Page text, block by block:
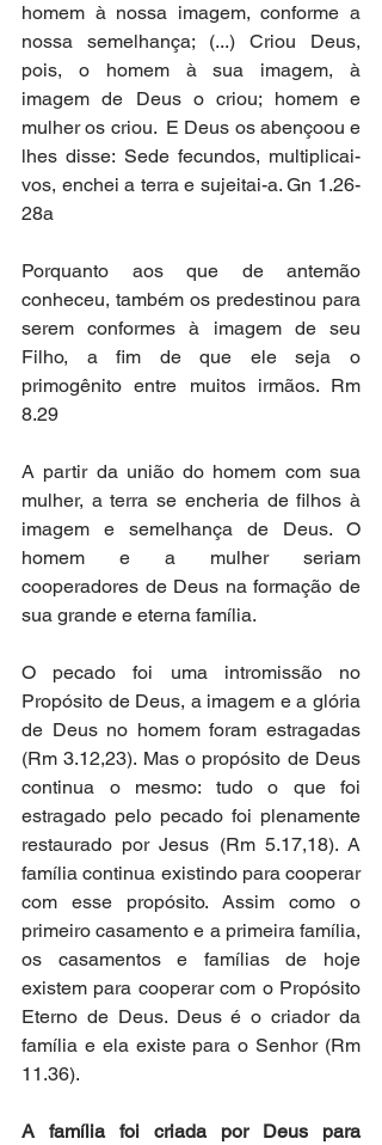
homem à nossa imagem, conforme a
nossa semelhança; (...) Criou Deus,
pois, o homem à sua imagem, à
imagem de Deus o criou; homem e
mulher os criou.  E Deus os abençoou e
lhes disse: Sede fecundos, multiplicai-
vos, enchei a terra e sujeitai-a. Gn 1.26-
28a
Porquanto aos que de antemão
conheceu, também os predestinou para
serem conformes à imagem de seu
Filho, a fim de que ele seja o
primogênito entre muitos irmãos. Rm
8.29
A partir da união do homem com sua
mulher, a terra se encheria de filhos à
imagem e semelhança de Deus. O
homem e a mulher seriam
cooperadores de Deus na formação de
sua grande e eterna família.
O pecado foi uma intromissão no
Propósito de Deus, a imagem e a glória
de Deus no homem foram estragadas
(Rm 3.12,23). Mas o propósito de Deus
continua o mesmo: tudo o que foi
estragado pelo pecado foi plenamente
restaurado por Jesus (Rm 5.17,18). A
família continua existindo para cooperar
com esse propósito. Assim como o
primeiro casamento e a primeira família,
os casamentos e famílias de hoje
existem para cooperar com o Propósito
Eterno de Deus. Deus é o criador da
família e ela existe para o Senhor (Rm
11.36).
A família foi criada por Deus para